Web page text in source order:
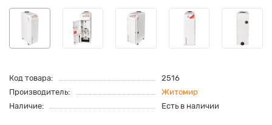
Код товара:
2516
Производитель:
Житомир
Наличие:
Есть в наличии